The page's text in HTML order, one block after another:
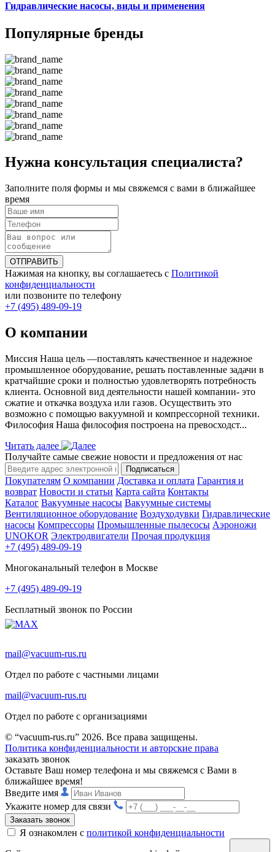
Гидравлические насосы, виды и применения
Популярные бренды
Нужна консультация специалиста?
Заполните поля формы и мы свяжемся с вами в ближайшее
время
ОТПРАВИТЬ
Нажимая на кнопку, вы соглашаетесь с Политикой
конфиденциальности
или позвоните по телефону
+7 (495) 489-09-19
О компании
Миссия Наша цель ―поставлять качественное и надежное
промышленное оборудование, решать поставленные задачи в
кратчайшие сроки и полностью удовлетворять потребность
клиента. Основной вид деятельности нашей компании- это
сжатие и откачка воздуха или газов. Осуществить это
возможно с помощью вакуумной и компрессорной техники.
Философия Наша философия построена на превосходст...
Читать далее
Получайте самые свежие новости и предложения от нас
Подписаться
Покупателям О компании Доставка и оплата Гарантия и
возврат Новости и статьи Карта сайта Контакты
Каталог Вакуумные насосы Вакуумные системы
Вентиляционное оборудование Воздуходувки Гидравлические
насосы Компрессоры Промышленные пылесосы Аэроножи
UNOKOR Электродвигатели Прочая продукция
+7 (495) 489-09-19
Многоканальный телефон в Москве
+7 (495) 489-09-19
Бесплатный звонок по России
mail@vacuum-rus.ru
Отдел по работе с частными лицами
mail@vacuum-rus.ru
Отдел по работе с организациями
© “vacuum-rus.ru” 2026. Все права защищены.
Политика конфиденциальности и авторские права
заказать звонок
Оставьте Ваш номер телефона и мы свяжемся с Вами в
ближайшее время!
Введите имя
Укажите номер для связи
Заказать звонок
Я ознакомлен с политикой конфиденциальности